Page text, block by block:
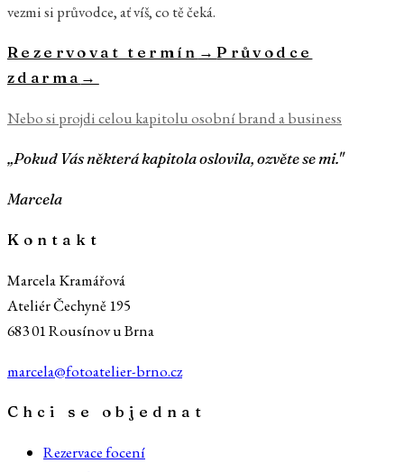
vezmi si průvodce, ať víš, co tě čeká.
Rezervovat termín →Průvodce
zdarma →
Nebo si projdi celou kapitoluosobní brand a business
„Pokud Vás některá kapitola oslovila, ozvěte se mi."
Marcela
Kontakt
Marcela Kramářová
Ateliér Čechyně 195
683 01 Rousínov u Brna
marcela@fotoatelier-brno.cz
Chci se objednat
Rezervace focení